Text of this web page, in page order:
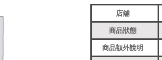
店舖
商品狀態
商品額外說明